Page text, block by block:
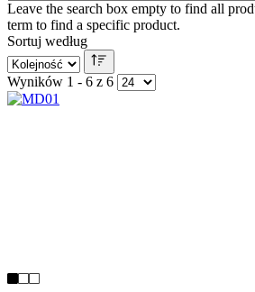
Leave the search box empty to find all
term to find a specific product.
Sortuj według
Wyników 1 - 6 z 6